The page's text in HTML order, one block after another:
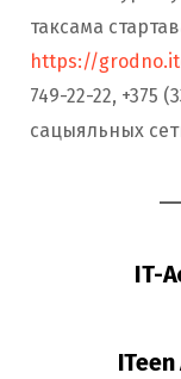
таксама
https://
749-22-22, +375
сацыяльных
IT-